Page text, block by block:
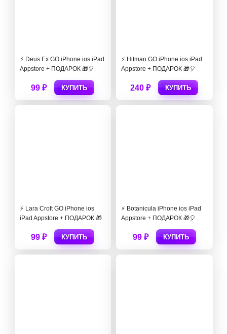
⚡️ Deus Ex GO iPhone ios iPad
Appstore + ПОДАРОК 🎁🎈
99 ₽ КУПИТЬ
⚡️ Hitman GO iPhone ios iPad
Appstore + ПОДАРОК 🎁🎈
240 ₽ КУПИТЬ
⚡️ Lara Croft GO iPhone ios
iPad Appstore + ПОДАРОК 🎁
99 ₽ КУПИТЬ
⚡️ Botanicula iPhone ios iPad
Appstore + ПОДАРОК 🎁🎈
99 ₽ КУПИТЬ